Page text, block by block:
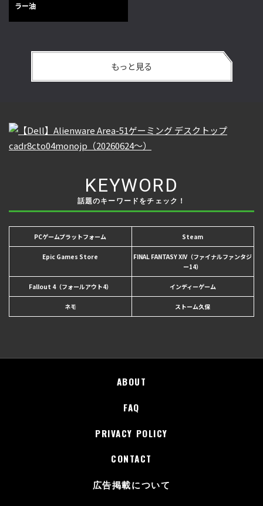
ラー油
もっと見る
KEYWORD
話題のキーワードをチェック！
PCゲームプラットフォーム Steam
Epic Games Store
FINAL FANTASY XIV（ファイナルファンタジ
ー14）
Fallout 4（フォールアウト4） インディーゲーム
ネモ ストーム久保
ABOUT
FAQ
PRIVACY POLICY
CONTACT
広告掲載について